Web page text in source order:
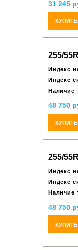
31 245
255/
Индекс
Индекс
Наличие
48 750
255/
Индекс
Индекс
Наличие
48 750